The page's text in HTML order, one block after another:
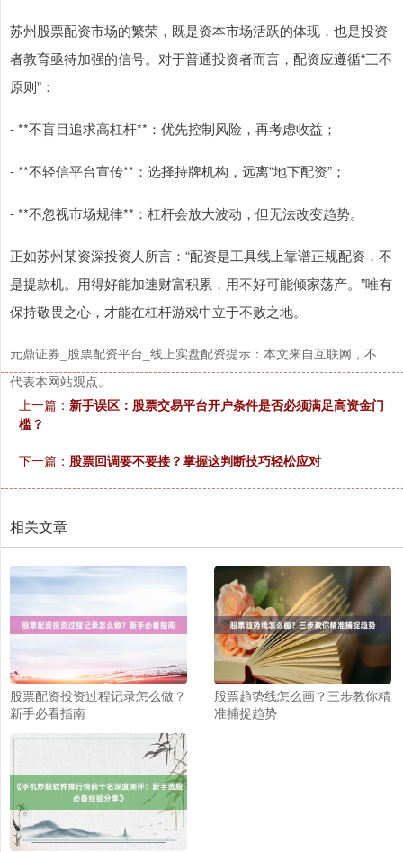
苏州股票配资市场的繁荣，既是资本市场活跃的体现，也是投资
者教育亟待加强的信号。对于普通投资者而言，配资应遵循“三不
原则”：
- **不盲目追求高杠杆**：优先控制风险，再考虑收益；
- **不轻信平台宣传**：选择持牌机构，远离“地下配资”；
- **不忽视市场规律**：杠杆会放大波动，但无法改变趋势。
正如苏州某资深投资人所言：“配资是工具线上靠谱正规配资，不
是提款机。用得好能加速财富积累，用不好可能倾家荡产。”唯有
保持敬畏之心，才能在杠杆游戏中立于不败之地。
元鼎证券_股票配资平台_线上实盘配资提示：本文来自互联网，不
代表本网站观点。
上一篇： 新手误区：股票交易平台开户条件是否必须满足高资金门
槛？
下一篇： 股票回调要不要接？掌握这判断技巧轻松应对
相关文章
股票配资投资过程记录怎么做？
新手必看指南
股票趋势线怎么画？三步教你精
准捕捉趋势
上证综指 3932.05 +31.70 +0.81%
深证成指 14384.92 +274.80
北证50 1134.40 +11.52 +1.03%